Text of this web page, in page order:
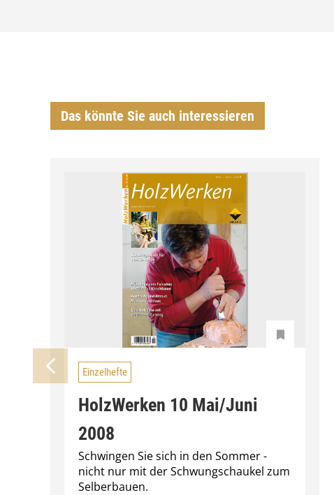
Das könnte Sie auch interessieren
Einzelhefte
HolzWerken 10 Mai/Juni
2008
Schwingen Sie sich in den Sommer -
nicht nur mit der Schwungschaukel zum
Selberbauen.